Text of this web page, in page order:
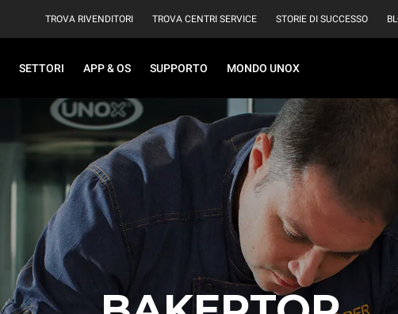
TROVA RIVENDITORI TROVA CENTRI SERVICE STORIE DI SUCCESSO
SETTORI APP & OS SUPPORTO MONDO UNOX